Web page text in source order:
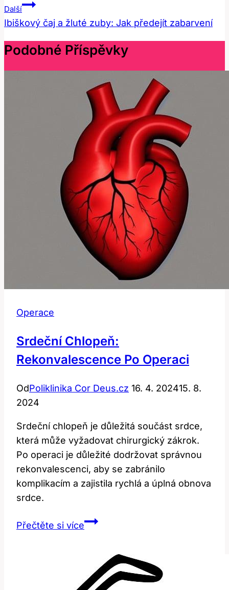
Příspěvek
Další
Ibiškový čaj a žluté zuby: Jak předejít zabarvení
Podobné Příspěvky
Operace
Srdeční Chlopeň:
Rekonvalescence Po Operaci
OdPoliklinika Cor Deus.cz 16. 4. 202415. 8.
2024
Srdeční chlopeň je důležitá součást srdce,
která může vyžadovat chirurgický zákrok.
Po operaci je důležité dodržovat správnou
rekonvalescenci, aby se zabránilo
komplikacím a zajistila rychlá a úplná obnova
srdce.
Přečtěte si víceSrdeční
operaci